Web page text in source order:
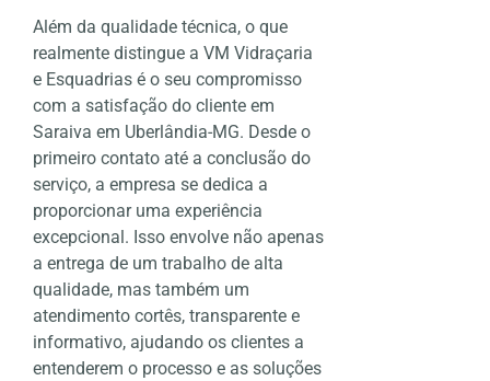
Além da qualidade técnica, o que
realmente distingue a VM Vidraçaria
e Esquadrias é o seu compromisso
com a satisfação do cliente em
Saraiva em Uberlândia-MG. Desde o
primeiro contato até a conclusão do
serviço, a empresa se dedica a
proporcionar uma experiência
excepcional. Isso envolve não apenas
a entrega de um trabalho de alta
qualidade, mas também um
atendimento cortês, transparente e
informativo, ajudando os clientes a
entenderem o processo e as soluções